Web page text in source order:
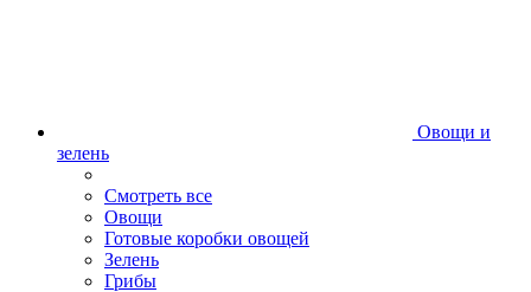
Овощи и
зелень
Смотреть все
Овощи
Готовые коробки овощей
Зелень
Грибы